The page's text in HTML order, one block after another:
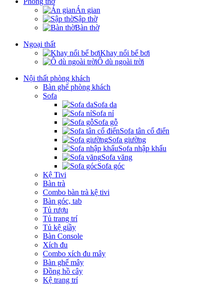
Án gian
Sập thờ
Bàn thờ
Ngoại thất
Khay nổi bể bơi
Ô dù ngoài trời
Nội thất phòng khách
Bàn ghế phòng khách
Sofa
Sofa da
Sofa nỉ
Sofa gỗ
Sofa tân cổ điển
Sofa giường
Sofa nhập khẩu
Sofa văng
Sofa góc
Kệ Tivi
Bàn trà
Combo bàn trà kệ tivi
Bàn góc, tab
Tủ rượu
Tủ trang trí
Tủ kệ giầy
Bàn Console
Xích đu
Combo xích đu mây
Bàn ghế mây
Đồng hồ cây
Kệ trang trí